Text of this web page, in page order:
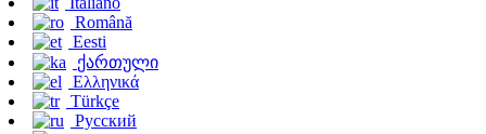
Română
Eesti
ქართული
Ελληνικά
Türkçe
Русский